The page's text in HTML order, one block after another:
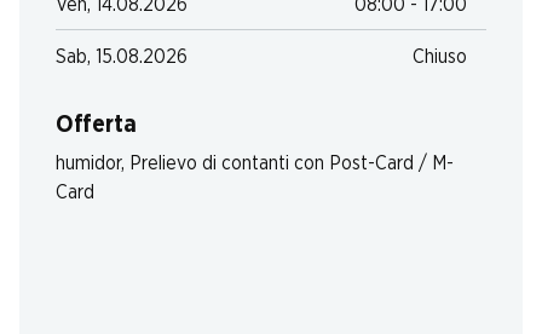
Ven, 14.08.2026 08:00 - 17:00
Sab, 15.08.2026 Chiuso
Offerta
humidor, Prelievo di contanti con Post-Card / M-
Card